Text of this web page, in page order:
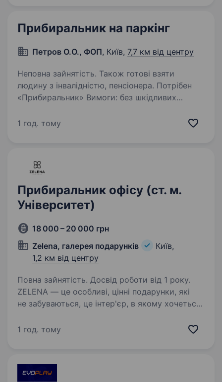
Прибиральник на паркінг
Петров О.О., ФОП, Київ, 7,7 км від центру
Неповна зайнятість. Також готові взяти
людину з інвалідністю, пенсіонера. Потрібен
«Прибиральник» Вимоги: без шкідливих
проживання поруч із М «Чернігівська».
1 год. тому
Прибиральник офісу (ст. м.
Університет)
18 000 – 20 000 грн
Zelena, галерея подарунків
Київ,
1,2 км від центру
Повна зайнятість. Досвід роботи від 1 року.
ZELENA — це особливі, цінні подарунки, які
не забуваються, це інтер'єр, в якому хочеться
бренди — на ZELENA.UA. Шукаємо
1 год. тому